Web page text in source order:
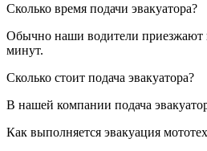
Сколько время подачи эвакуатора?
Обычно наши водители приезжают
минут.
Сколько стоит подача эвакуатора?
В нашей компании подача
Как выполняется эвакуация